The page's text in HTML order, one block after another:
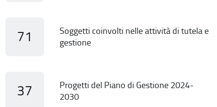
71
Soggetti coinvolti nelle attività di tutela e
gestione
37
Progetti del Piano di Gestione 2024-
2030